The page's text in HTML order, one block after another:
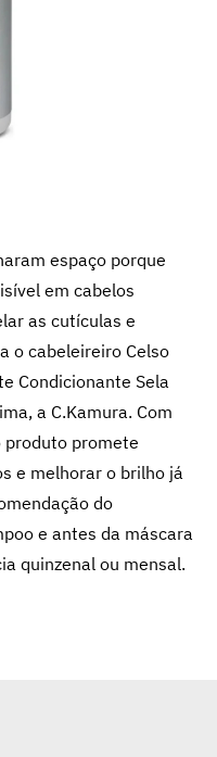
espaço porque
em cabelos
as cutículas e
o cabeleireiro Celso
Condicionante Sela
a C.Kamura. Com
produto promete
e melhorar o brilho já
do
e antes da máscara
quinzenal ou mensal.